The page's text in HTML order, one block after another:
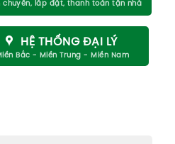
HỆ THỐNG ĐẠI LÝ